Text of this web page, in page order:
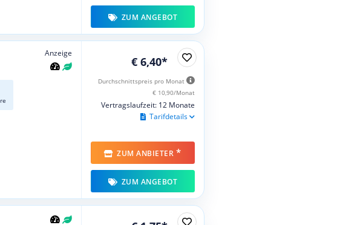
ZUM ANGEBOT
Anzeige
€ 6,40*
Durchschnittspreis pro Monat
€ 10,90/Monat
Vertragslaufzeit: 12 Monate
Tarifdetails
ZUM ANBIETER *
ZUM ANGEBOT